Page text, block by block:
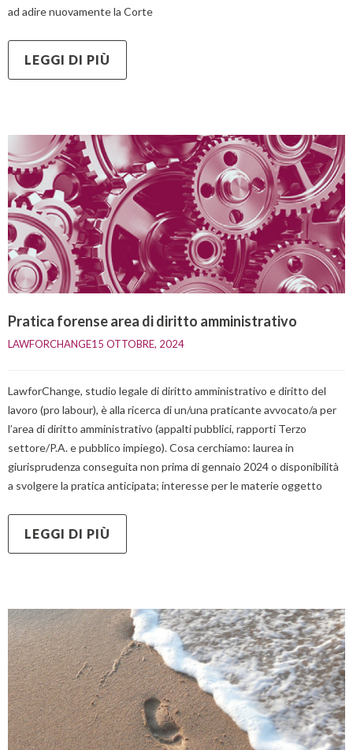
ad adire nuovamente la Corte
LEGGI DI PIÙ
Pratica forense area di diritto amministrativo
LAWFORCHANGE15 OTTOBRE, 2024
LawforChange, studio legale di diritto amministrativo e diritto del
lavoro (pro labour), è alla ricerca di un/una praticante avvocato/a per
l’area di diritto amministrativo (appalti pubblici, rapporti Terzo
settore/P.A. e pubblico impiego). Cosa cerchiamo: laurea in
giurisprudenza conseguita non prima di gennaio 2024 o disponibilità
a svolgere la pratica anticipata; interesse per le materie oggetto
LEGGI DI PIÙ